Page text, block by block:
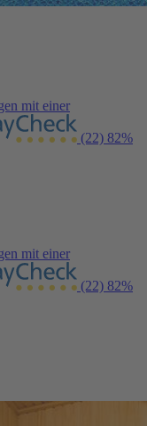
mit einer
(22) 82%
mit einer
(22) 82%